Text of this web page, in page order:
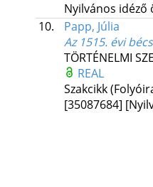
Nyilvános idéző
10.
Papp, Júlia
Az 1515. évi
TÖRTÉNELMI
REAL
Szakcikk
[35087684]